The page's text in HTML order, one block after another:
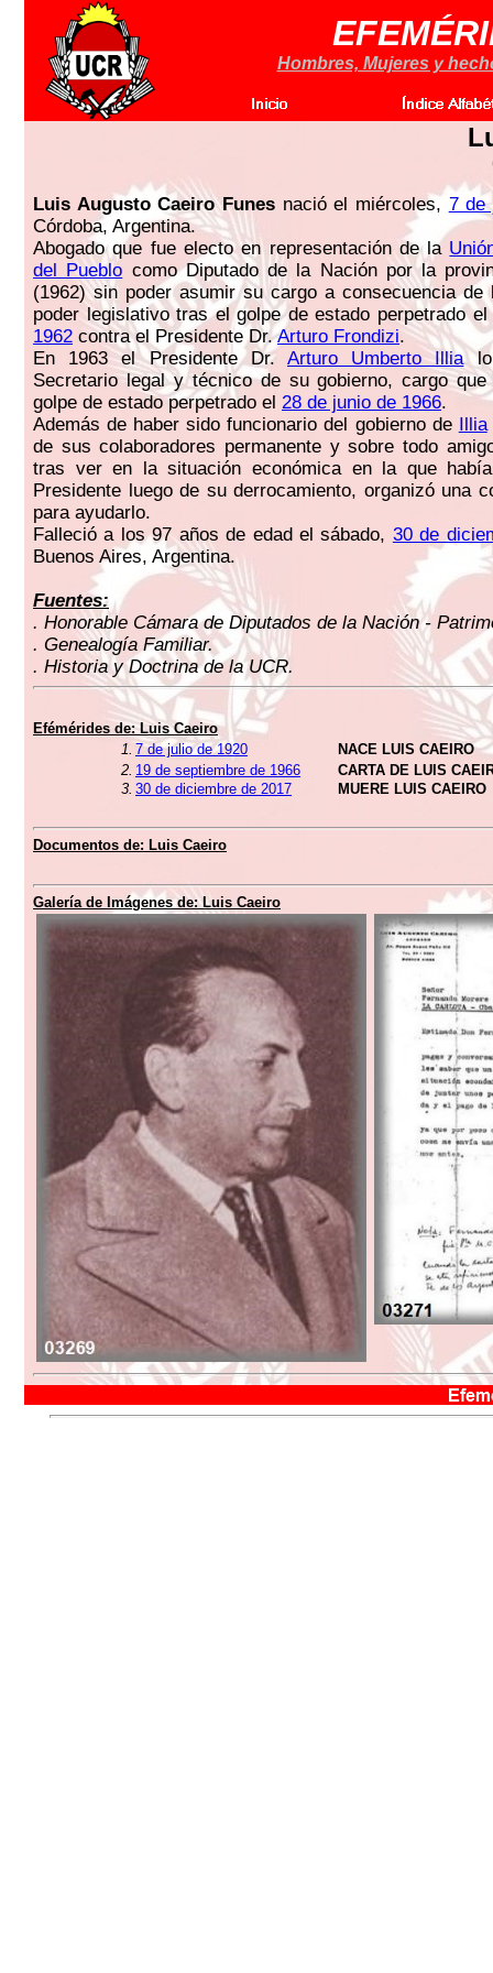
Hombres, Mujeres y
Luis Augusto Caeiro Funes nació el miércoles, 7 de
Córdoba, Argentina.
Abogado que fue electo en representación de la
del Pueblo como Diputado de la Nación por la
(1962) sin poder asumir su cargo a consecuencia de
poder legislativo tras el golpe de estado perpetrado
1962 contra el Presidente Dr.Arturo Frondizi.
En 1963 el Presidente Dr. Arturo Umberto Illialo
Secretario legal y técnico de su gobierno, cargo
golpe de estado perpetrado el 28 de junio de 1966.
Además de haber sido funcionario del gobierno de Illia
de sus colaboradores permanente y sobre todo
tras ver en la situación económica en la que
Presidente luego de su derrocamiento, organizó una
para ayudarlo.
Falleció a los 97 años de edad el sábado, 30 de
Buenos Aires, Argentina.
Fuentes:
. Honorable Cámara de Diputados de la Nación -
. Genealogía Familiar.
. Historia y Doctrina de la UCR.
Efémérides de: Luis Caeiro
1. 7 de julio de 1920
NACE LUIS CAEIRO
2. 19 de septiembre de 1966
CARTA DE LUIS
3. 30 de diciembre de 2017 MUERE LUIS CAEIRO
Documentos de: Luis Caeiro
Galería de Imágenes de: Luis Caeiro